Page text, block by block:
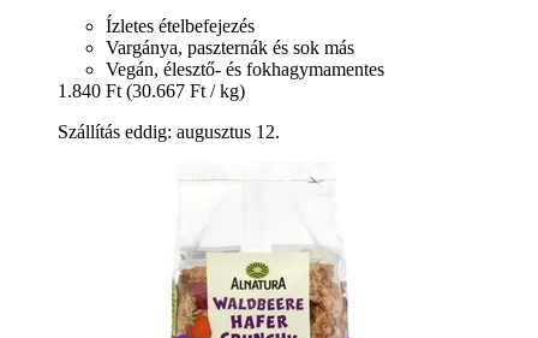
Ízletes ételbefejezés
Vargánya, paszternák és sok más
Vegán, élesztő- és fokhagymamentes
1.840 Ft (30.667 Ft / kg)
Szállítás eddig: augusztus 12.